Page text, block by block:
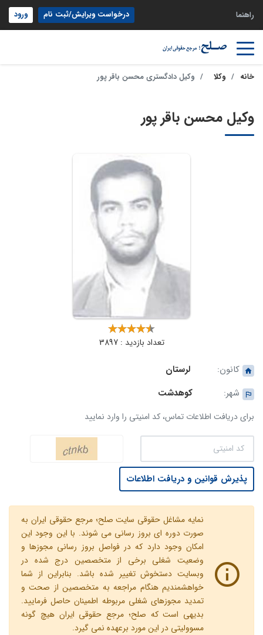
راهنما درخواست ویرایش/ثبت نام ورود
خانه وکلا وکیل دادگستری محسن باقر پور
وکیل محسن باقر پور
تعداد بازدید : 3897
کانون:
لرستان
شهر:
کوهدشت
برای دریافت اطلاعات تماس، کد امنیتی را وارد نمایید
پذیرش قوانین و دریافت اطلاعات
نمایه مشاغل حقوقی سایت صلح؛ مرجع حقوقی ایران به
صورت دوره ای بروز رسانی می شوند. با این وجود این
امکان وجود دارد که در فواصل بروز رسانی مجوزها و
وضعیت شغلی برخی از متخصصین درج شده در
وبسایت دستخوش تغییر شده باشد. بنابراین از شما
خواهشمندیم هنگام مراجعه به متخصصین از صحت و
تمدید مجوزهای شغلی مربوطه اطمینان حاصل فرمایید.
بدیهی است که صلح؛ مرجع حقوقی ایران هیچ گونه
مسوولیتی در این مورد برعهده نمی گیرد.